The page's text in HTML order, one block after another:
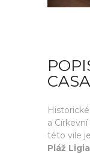
a
této vile
Pláž